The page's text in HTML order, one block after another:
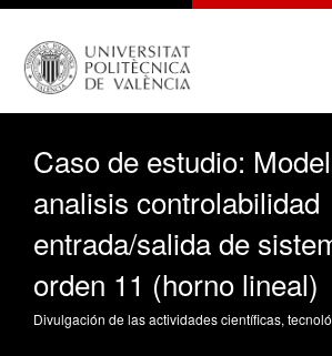
Caso de estudio:
analisis controlabilidad
entrada/salida de
orden 11 (horno lineal)